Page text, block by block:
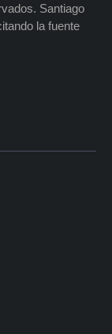
Santiago
la fuente